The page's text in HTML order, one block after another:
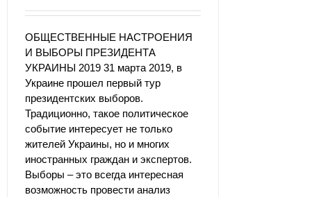
ОБЩЕСТВЕННЫЕ НАСТРОЕНИЯ
И ВЫБОРЫ ПРЕЗИДЕНТА
УКРАИНЫ 2019 31 марта 2019, в
Украине прошел первый тур
президентских выборов.
Традиционно, такое политическое
событие интересует не только
жителей Украины, но и многих
иностранных граждан и экспертов.
Выборы – это всегда интересная
возможность провести анализ